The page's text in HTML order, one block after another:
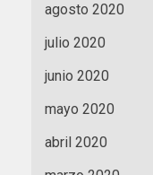
agosto 2020
julio 2020
junio 2020
mayo 2020
abril 2020